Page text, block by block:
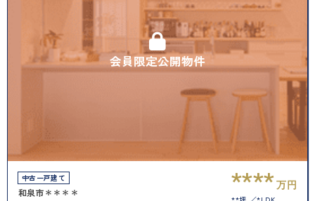
会員限定公開物件
中古一戸建て
和泉市＊＊＊＊ **** 万円